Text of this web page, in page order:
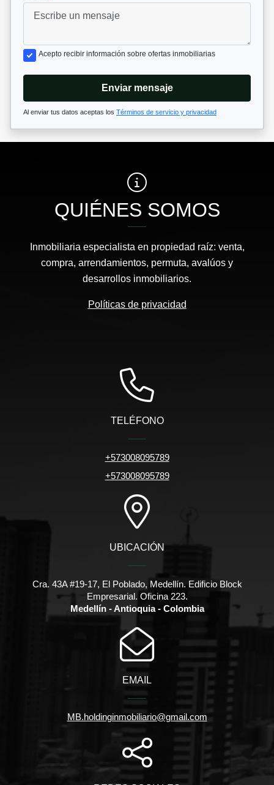
Acepto recibir información sobre ofertas inmobiliarias
Enviar mensaje
Al enviar tus datos aceptas los Términos de servicio y privacidad
QUIÉNES SOMOS
Inmobiliaria especialista en propiedad raíz: venta,
compra, arrendamientos, permuta, avalúos y
desarrollos inmobiliarios.
Políticas de privacidad
TELÉFONO
+573008095789
+573008095789
UBICACIÓN
Cra. 43A #19-17, El Poblado, Medellín. Edificio Block
Empresarial. Oficina 223.
Medellín - Antioquia - Colombia
EMAIL
MB.holdinginmobiliario@gmail.com